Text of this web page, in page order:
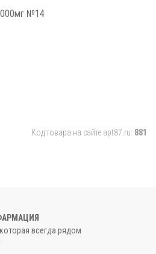
№14
Код товара на сайте apt87.ru: 881
всегда рядом